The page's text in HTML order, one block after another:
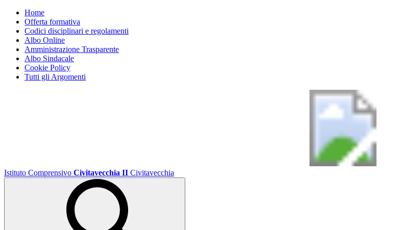
Home
Offerta formativa
Codici disciplinari e regolamenti
Albo Online
Amministrazione Trasparente
Albo Sindacale
Cookie Policy
Tutti gli Argomenti
Istituto Comprensivo Civitavecchia II Civitavecchia